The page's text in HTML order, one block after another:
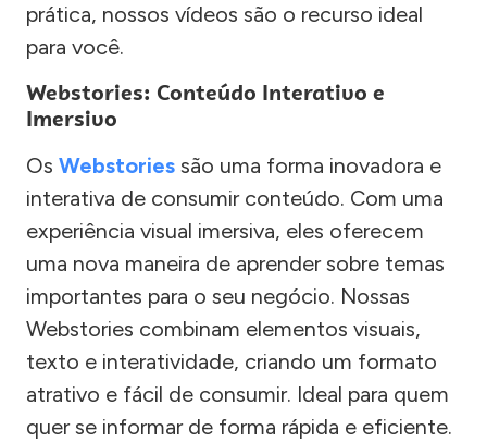
prática, nossos vídeos são o recurso ideal
para você.
Webstories: Conteúdo Interativo e
Imersivo
Os Webstories são uma forma inovadora e
interativa de consumir conteúdo. Com uma
experiência visual imersiva, eles oferecem
uma nova maneira de aprender sobre temas
importantes para o seu negócio. Nossas
Webstories combinam elementos visuais,
texto e interatividade, criando um formato
atrativo e fácil de consumir. Ideal para quem
quer se informar de forma rápida e eficiente.